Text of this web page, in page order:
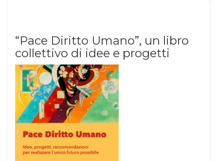
“Pace Diritto Umano”, un libro
collettivo di idee e progetti